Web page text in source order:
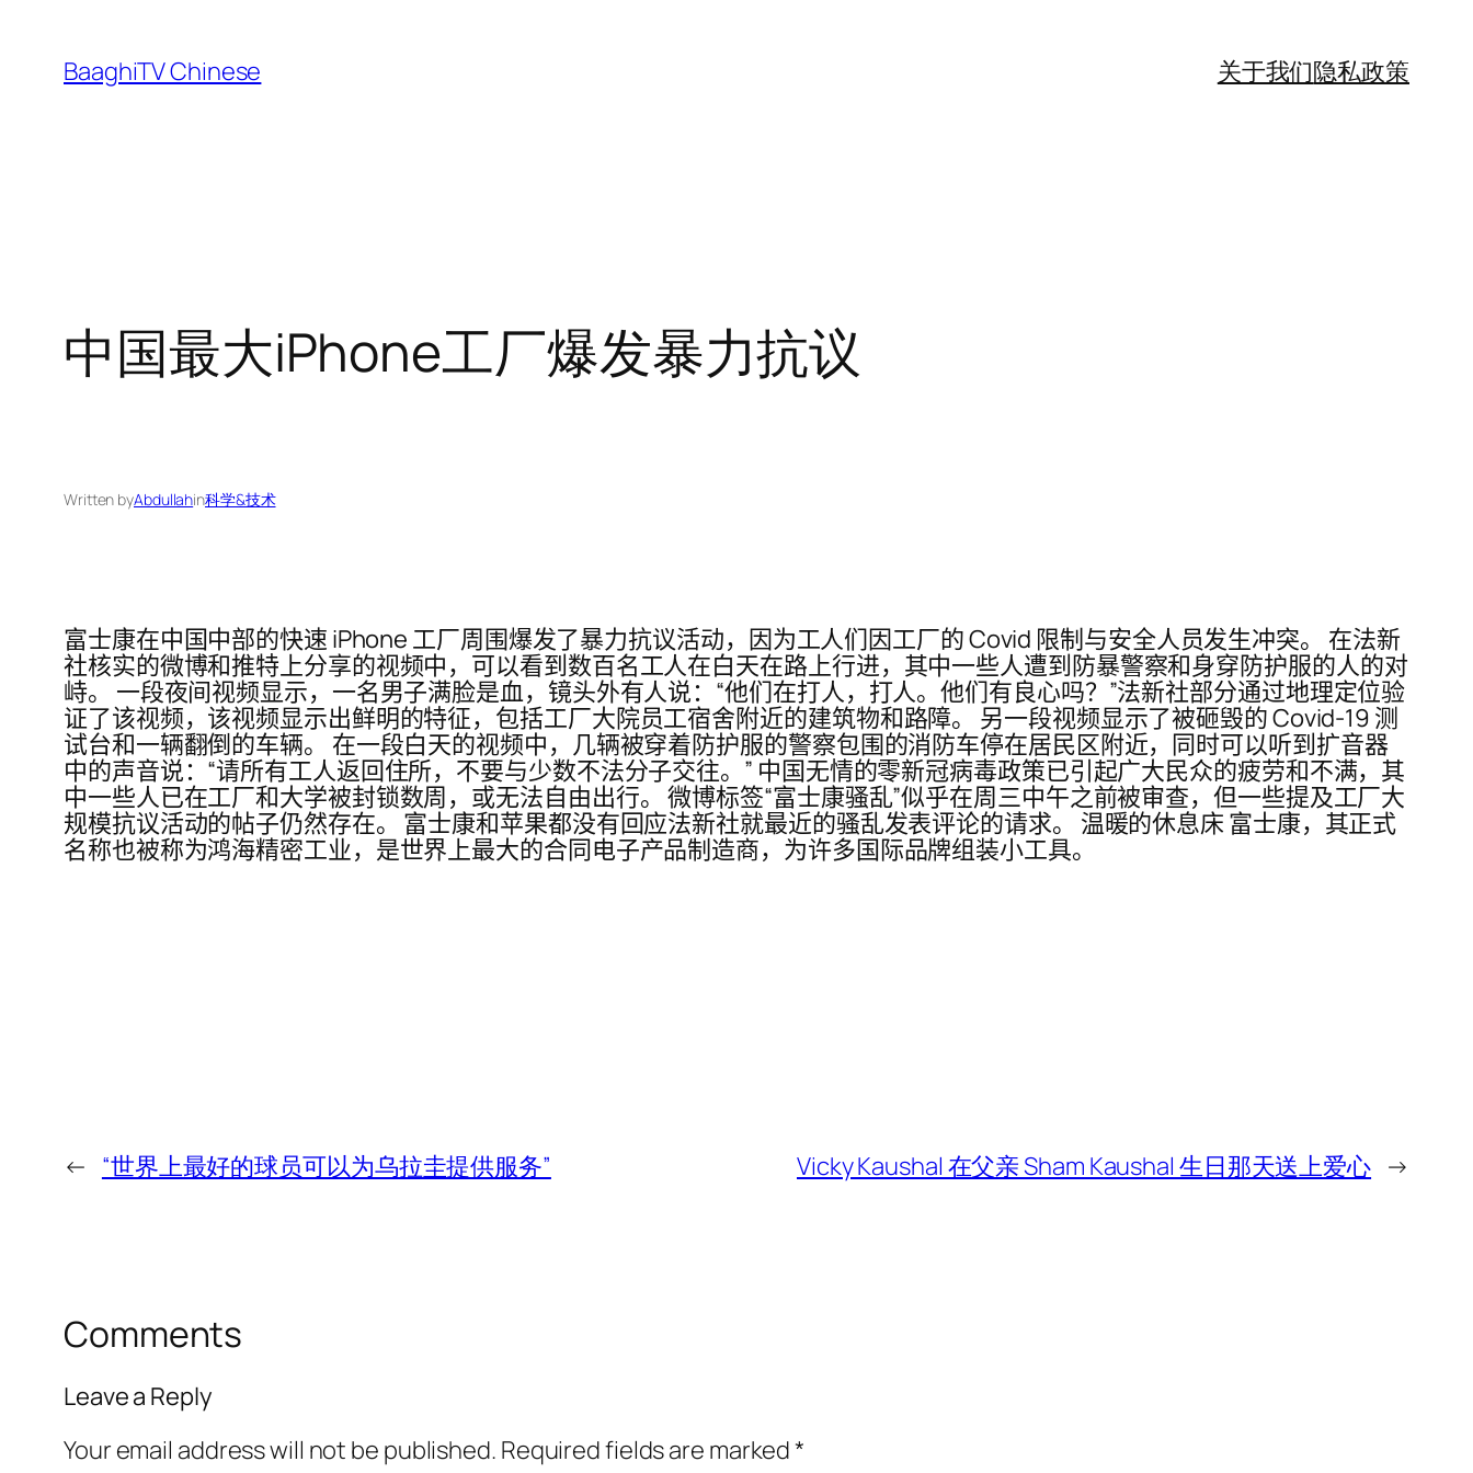
content
BaaghiTV Chinese 关于我们隐私政策
中国最大iPhone工厂爆发暴力抗议
Written byAbdullahin科学&技术
富士康在中国中部的快速 iPhone 工厂周围爆发了暴力抗议活动，因为工人们因工厂的 Covid 限制与安全人员发生冲突。 在法新
社核实的微博和推特上分享的视频中，可以看到数百名工人在白天在路上行进，其中一些人遭到防暴警察和身穿防护服的人的对
峙。 一段夜间视频显示，一名男子满脸是血，镜头外有人说：“他们在打人，打人。他们有良心吗？”法新社部分通过地理定位验
证了该视频，该视频显示出鲜明的特征，包括工厂大院员工宿舍附近的建筑物和路障。 另一段视频显示了被砸毁的 Covid-19 测
试台和一辆翻倒的车辆。 在一段白天的视频中，几辆被穿着防护服的警察包围的消防车停在居民区附近，同时可以听到扩音器
中的声音说：“请所有工人返回住所，不要与少数不法分子交往。” 中国无情的零新冠病毒政策已引起广大民众的疲劳和不满，其
中一些人已在工厂和大学被封锁数周，或无法自由出行。 微博标签“富士康骚乱”似乎在周三中午之前被审查，但一些提及工厂大
规模抗议活动的帖子仍然存在。 富士康和苹果都没有回应法新社就最近的骚乱发表评论的请求。 温暖的休息床 富士康，其正式
名称也被称为鸿海精密工业，是世界上最大的合同电子产品制造商，为许多国际品牌组装小工具。
← “世界上最好的球员可以为乌拉圭提供服务” Vicky Kaushal 在父亲 Sham Kaushal 生日那天送上爱心 →
Comments
Leave a Reply
Your email address will not be published. Required fields are marked*